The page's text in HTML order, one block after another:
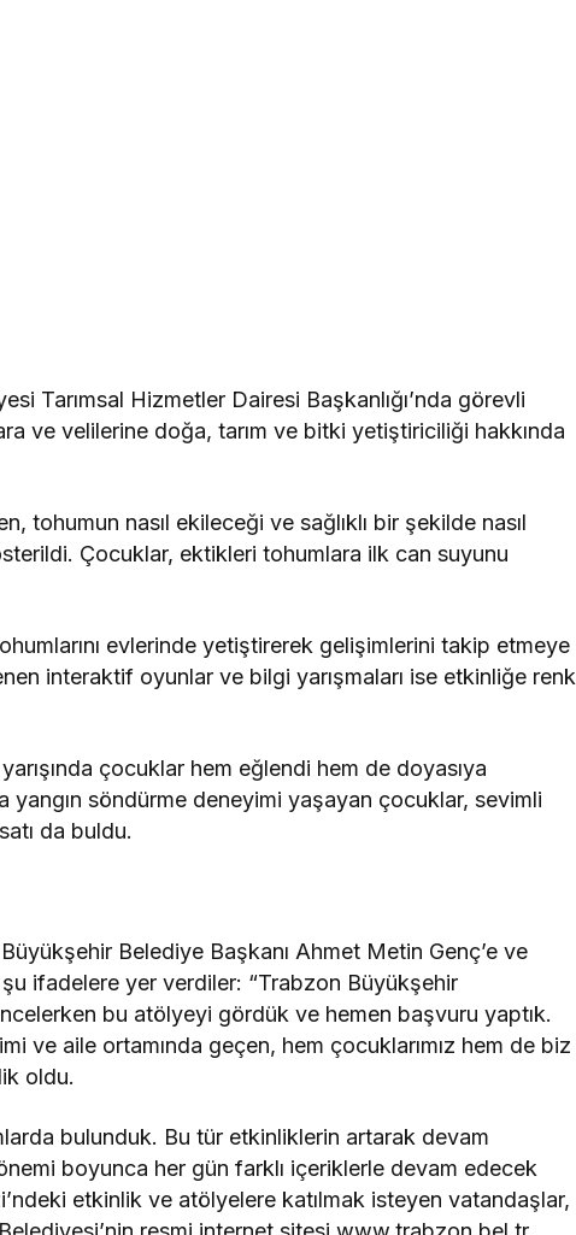
Tarımsal Hizmetler Dairesi Başkanlığı’nda görevli
ve velilerine doğa, tarım ve bitki yetiştiriciliği hakkında
tohumun nasıl ekileceği ve sağlıklı bir şekilde nasıl
Çocuklar, ektikleri tohumlara ilk can suyunu
evlerinde yetiştirerek gelişimlerini takip etmeye
interaktif oyunlar ve bilgi yarışmaları ise etkinliğe renk
çocuklar hem eğlendi hem de doyasıya
yangın söndürme deneyimi yaşayan çocuklar, sevimli
da buldu.
Belediye Başkanı Ahmet Metin Genç’e ve
ifadelere yer verdiler: “Trabzon Büyükşehir
bu atölyeyi gördük ve hemen başvuru yaptık.
ve aile ortamında geçen, hem çocuklarımız hem de biz
oldu.
bulunduk. Bu tür etkinliklerin artarak devam
boyunca her gün farklı içeriklerle devam edecek
etkinlik ve atölyelere katılmak isteyen vatandaşlar,